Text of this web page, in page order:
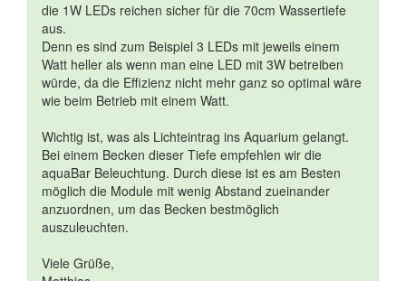
die 1W LEDs reichen sicher für die 70cm Wassertiefe
aus.
Denn es sind zum Beispiel 3 LEDs mit jeweils einem
Watt heller als wenn man eine LED mit 3W betreiben
würde, da die Effizienz nicht mehr ganz so optimal wäre
wie beim Betrieb mit einem Watt.
Wichtig ist, was als Lichteintrag ins Aquarium gelangt.
Bei einem Becken dieser Tiefe empfehlen wir die
aquaBar Beleuchtung. Durch diese ist es am Besten
möglich die Module mit wenig Abstand zueinander
anzuordnen, um das Becken bestmöglich
auszuleuchten.
Viele Grüße,